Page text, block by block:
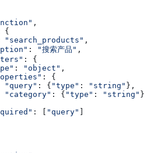
,
{
"search_products" ,
: "搜索产品" ,
: {
: "object" ,
: {
"query"
: { "type" : "string" },
"category"
: { "type" : "string" }
: [ "query"